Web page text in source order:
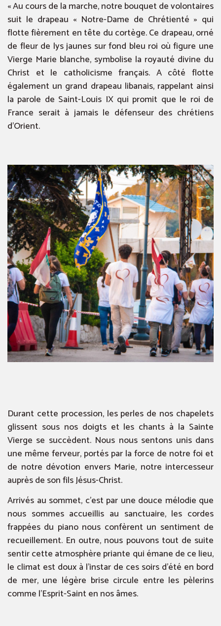
« Au cours de la marche, notre bouquet de volontaires
suit le drapeau « Notre-Dame de Chrétienté » qui
flotte fièrement en tête du cortège. Ce drapeau, orné
de fleur de lys jaunes sur fond bleu roi où figure une
Vierge Marie blanche, symbolise la royauté divine du
Christ et le catholicisme français. A côté flotte
également un grand drapeau libanais, rappelant ainsi
la parole de Saint-Louis IX qui promit que le roi de
France serait à jamais le défenseur des chrétiens
d’Orient.
Durant cette procession, les perles de nos chapelets
glissent sous nos doigts et les chants à la Sainte
Vierge se succèdent. Nous nous sentons unis dans
une même ferveur, portés par la force de notre foi et
de notre dévotion envers Marie, notre intercesseur
auprès de son fils Jésus-Christ.
Arrivés au sommet, c’est par une douce mélodie que
nous sommes accueillis au sanctuaire, les cordes
frappées du piano nous confèrent un sentiment de
recueillement. En outre, nous pouvons tout de suite
sentir cette atmosphère priante qui émane de ce lieu,
le climat est doux à l’instar de ces soirs d’été en bord
de mer, une légère brise circule entre les pèlerins
comme l’Esprit-Saint en nos âmes.